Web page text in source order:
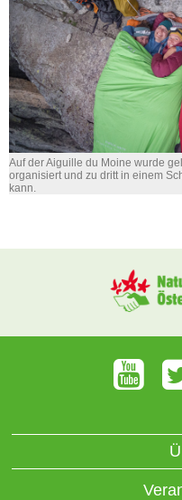
Auf der Aiguille du Moine wurde
organisiert und zu dritt in einem
kann.